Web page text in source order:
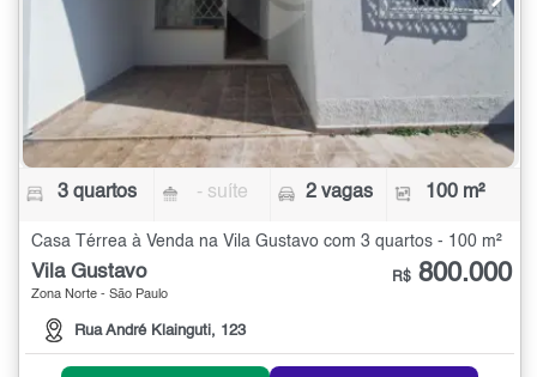
3 quartos - suíte 2 vagas 100 m²
Casa Térrea à Venda na Vila Gustavo com 3 quartos - 100 m²
Vila Gustavo
Zona Norte - São Paulo
Rua André Klainguti, 123
R$ 800.000